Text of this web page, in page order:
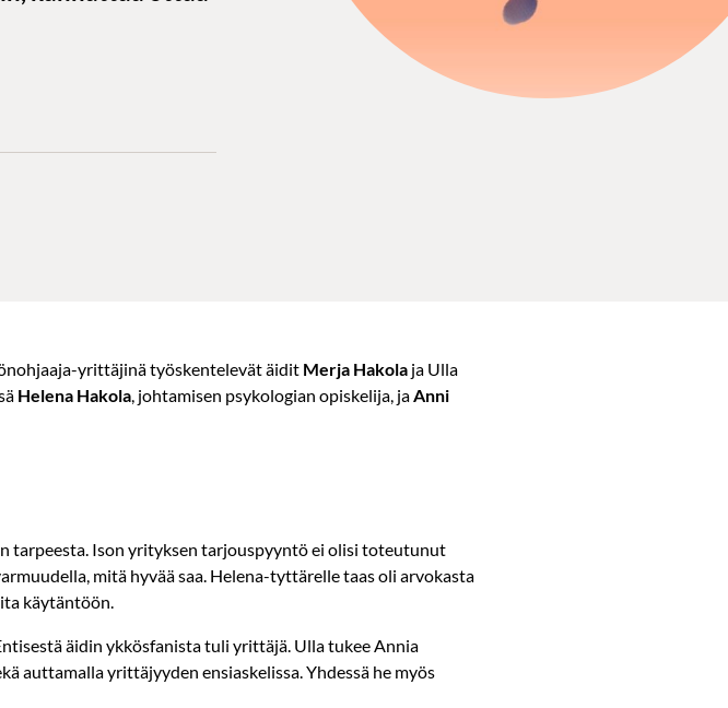
yrittäjinä työskentelevät äidit Merja Hakolaja Ulla
Helena Hakola, johtamisen psykologian opiskelija, jaAnni
tarpeesta. Ison yrityksen tarjouspyyntö ei olisi toteutunut
mitä hyvää saa. Helena-tyttärelle taas oli arvokasta
käytäntöön.
äidin ykkösfanista tuli yrittäjä. Ulla tukee Annia
auttamalla yrittäjyyden ensiaskelissa. Yhdessä he myös